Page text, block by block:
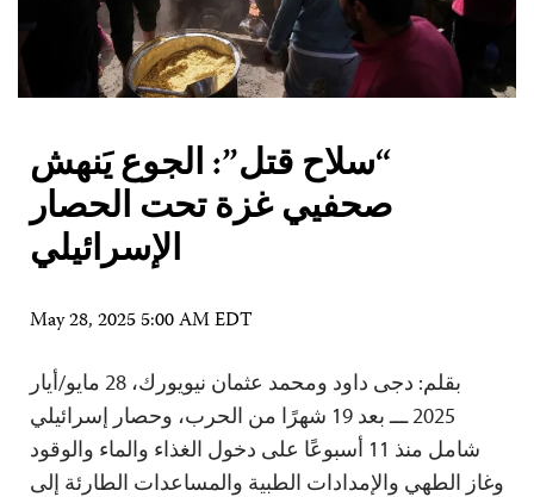
“سلاح قتل”: الجوع يَنهش
صحفيي غزة تحت الحصار
الإسرائيلي
May 28, 2025 5:00 AM EDT
بقلم: دجى داود ومحمد عثمان نيويورك، 28 مايو/أيار
2025 ـــ بعد 19 شهرًا من الحرب، وحصار إسرائيلي
شامل منذ 11 أسبوعًا على دخول الغذاء والماء والوقود
وغاز الطهي والإمدادات الطبية والمساعدات الطارئة إلى